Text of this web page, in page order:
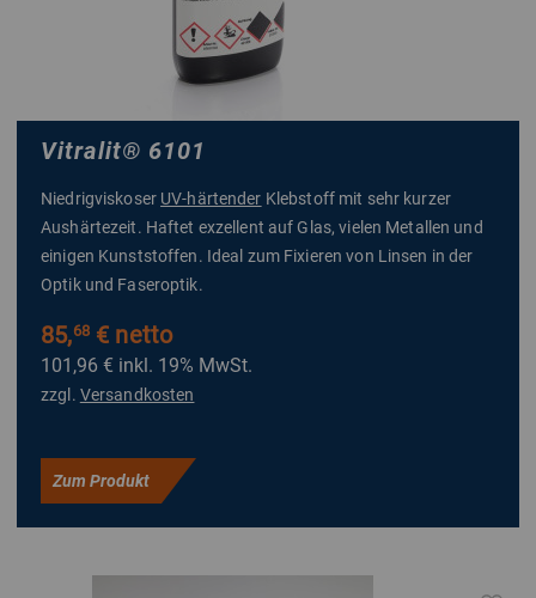
Vitralit® 6101
Niedrigviskoser UV-härtender Klebstoff mit sehr kurzer
Aushärtezeit. Haftet exzellent auf Glas, vielen Metallen und
einigen Kunststoffen. Ideal zum Fixieren von Linsen in der
Optik und Faseroptik.
85,68€ netto
101,96 € inkl. 19% MwSt.
zzgl. Versandkosten
Zum Produkt